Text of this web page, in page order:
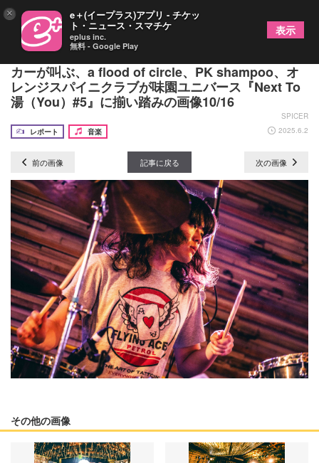
根っからの正真正銘のロックンローラーパンクロッ
カーが叫ぶ、a flood of circle、PK shampoo、オ
レンジスパイニクラブが味園ユニバース『Next To
湯（You）#5』に揃い踏みの画像10/16
SPICER
レポート
音楽 2025.6.2
前の画像 記事に戻る 次の画像
その他の画像
× e＋(イープラス)アプリ - チケッ
ト・ニュース・スマチケ
eplus inc.
無料 - Google Play
表示